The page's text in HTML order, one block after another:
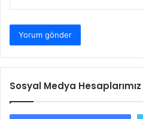
Sosyal Medya Hesaplarımız